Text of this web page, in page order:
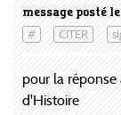
message posté
# CITER
pour la réponse
d'Histoire